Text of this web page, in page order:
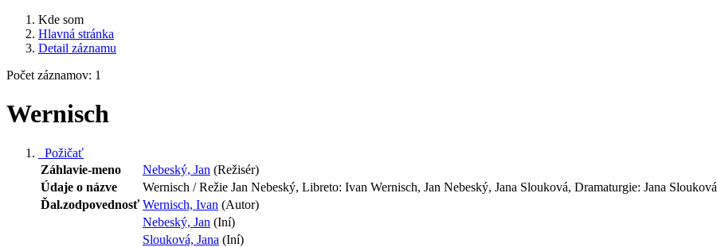
Kde som
Hlavná stránka
Detail záznamu
Počet záznamov: 1
Wernisch
Požičať
Záhlavie-meno
Nebeský, Jan (Režisér)
Údaje o názve
Wernisch / Režie Jan Nebeský, Libreto: Ivan Wernisch, Jan Nebeský, Jana Slouková, Dramaturgie: Jana Slouková
Ďal.zodpovednosť Wernisch, Ivan (Autor)
Nebeský, Jan (Iní)
Slouková, Jana (Iní)